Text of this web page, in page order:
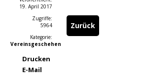
19. April 2017
Zugriffe:
5964
Kategorie:
Vereinsgeschehen
Drucken
E-Mail
Zurück